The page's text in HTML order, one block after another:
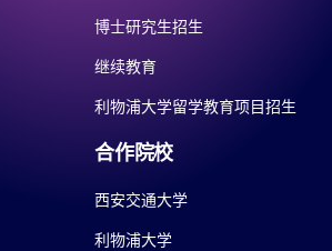
博士研究生招生
继续教育
利物浦大学留学教育项目招生
合作院校
西安交通大学
利物浦大学